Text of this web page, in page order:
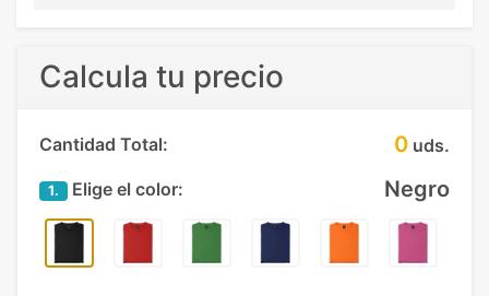
Calcula tu precio
Cantidad Total: 0 uds.
1. Elige el color: Negro